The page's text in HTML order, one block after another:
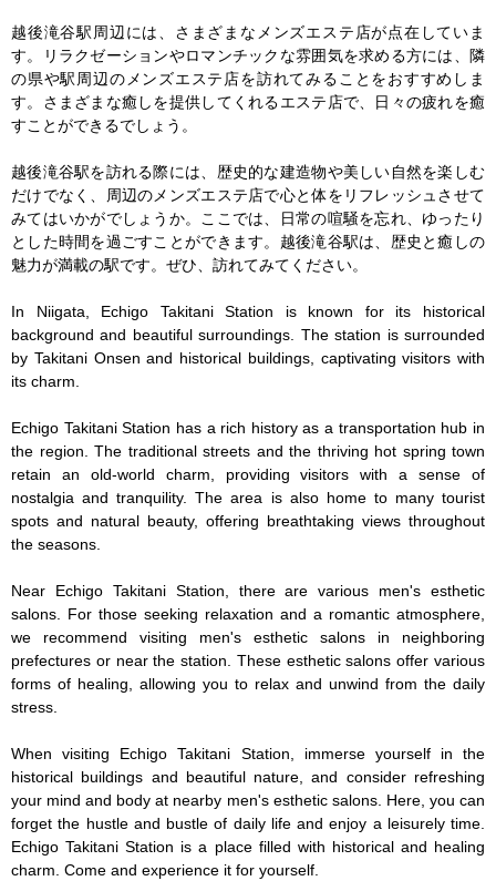
越後滝谷駅周辺には、さまざまなメンズエステ店が点在していま
す。リラクゼーションやロマンチックな雰囲気を求める方には、隣
の県や駅周辺のメンズエステ店を訪れてみることをおすすめしま
す。さまざまな癒しを提供してくれるエステ店で、日々の疲れを癒
すことができるでしょう。
越後滝谷駅を訪れる際には、歴史的な建造物や美しい自然を楽しむ
だけでなく、周辺のメンズエステ店で心と体をリフレッシュさせて
みてはいかがでしょうか。ここでは、日常の喧騒を忘れ、ゆったり
とした時間を過ごすことができます。越後滝谷駅は、歴史と癒しの
魅力が満載の駅です。ぜひ、訪れてみてください。
In Niigata, Echigo Takitani Station is known for its historical
background and beautiful surroundings. The station is surrounded
by Takitani Onsen and historical buildings, captivating visitors with
its charm.
Echigo Takitani Station has a rich history as a transportation hub in
the region. The traditional streets and the thriving hot spring town
retain an old-world charm, providing visitors with a sense of
nostalgia and tranquility. The area is also home to many tourist
spots and natural beauty, offering breathtaking views throughout
the seasons.
Near Echigo Takitani Station, there are various men's esthetic
salons. For those seeking relaxation and a romantic atmosphere,
we recommend visiting men's esthetic salons in neighboring
prefectures or near the station. These esthetic salons offer various
forms of healing, allowing you to relax and unwind from the daily
stress.
When visiting Echigo Takitani Station, immerse yourself in the
historical buildings and beautiful nature, and consider refreshing
your mind and body at nearby men's esthetic salons. Here, you can
forget the hustle and bustle of daily life and enjoy a leisurely time.
Echigo Takitani Station is a place filled with historical and healing
charm. Come and experience it for yourself.